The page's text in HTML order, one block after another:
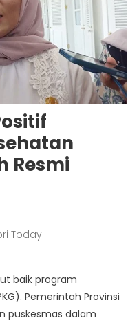
Resmi
Today
baik program
Pemerintah Provinsi
puskesmas dalam